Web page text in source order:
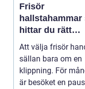
Frisör
hallstahammar så
hittar du rätt
salong för stil,
kvalitet och
Att välja frisör
sällan bara om en
klippning. För
är besöket en